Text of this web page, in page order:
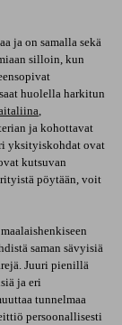
ja on samalla sekä
silloin, kun
huolella harkitun
,
ja kohottavat
yksityiskohdat ovat
kutsuvan
pöytään, voit
saman sävyisiä
Juuri pienillä
ja eri
tunnelmaa
persoonallisesti